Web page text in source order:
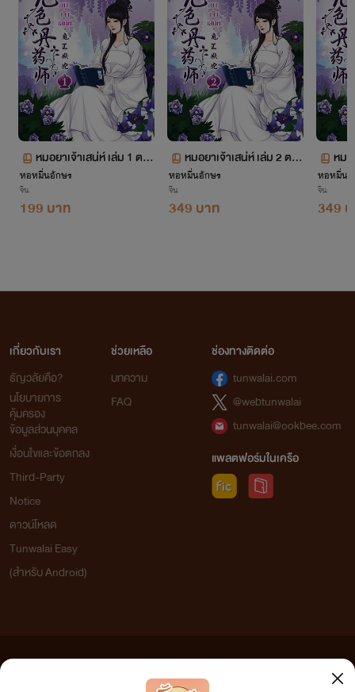
จากใจเก๋อเก๋อ
นิยายทุกเรื่องที่อยู่ในโปรเจกต์หอหมื่นอักษรเราเป็นนิยายที่เก๋อเก๋อพยายามพิถีพิถันคัดเลือก
มาอย่างเต็มความสามารถโดยผ่านการเรียบเรียงและกลั่นกรองด้วยความตั้งใจของเหล่านักแปล เพื่อ
ให้นายท่านได้รับความเพลิดเพลินอย่างถึงที่สุด
เก๋อเก๋อหวังเป็นอย่างยิ่งว่านิยายของเราจะเติมเต็มความปรารถนาของนายท่านทุกๆ คนได้
อย่างพึงพอใจ และเชื่อมั่นว่านายท่านจะสนับสนุนนิยายของเราอย่างถูกลิขสิทธิ์ เพื่อเป็นกำลังใจใน
การคัดสรรนิยายเรื่องอื่นๆ ของเราต่อไปในอนาคต
เก๋อเก๋อ แห่งหอหมื่นอักษร
หมอยาเจ้าเสน่ห์ เล่ม 1 ตอ
นที่ 1-190
หอหมื่นอักษร
จีน
199 บาท
หมอยาเจ้าเสน่ห์ เล่ม 2 ตอ
นที่ 191-458
หอหมื่นอักษร
จีน
349 บาท
หมอ
บ)
หอหมื่น
จีน
349
เกี่ยวกับเรา
ธัญวลัยคือ?
นโยบายการ
คุ้มครอง
ข้อมูลส่วนบุคคล
เงื่อนไขและข้อตกลง
Third-Party
Notice
ดาวน์โหลด
Tunwalai Easy
(สำหรับ Android)
ช่วยเหลือ
บทความ
FAQ
ช่องทางติดต่อ
tunwalai.com
@webtunwalai
tunwalai@ookbee.com
แพลตฟอร์มในเครือ
เว็บไซต์แห่งนี้ไม่ได้เห็นด้วยและไม่ขอรับผิดชอบต่อข้อความใดๆ ทั้งสิ้น ดังนั้นผู้อ่านทุกท่านโปรดใช้